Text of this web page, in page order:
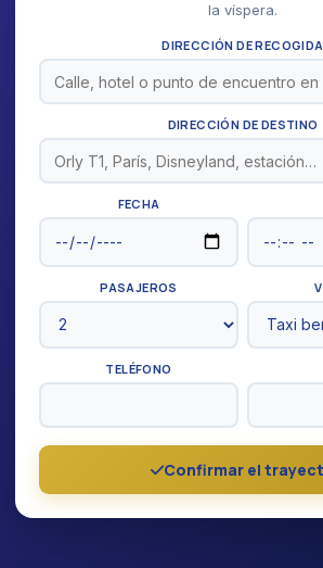
la víspera.
DIRECCIÓN DE RECOGIDA
DIRECCIÓN DE DESTINO
FECHA
PASAJEROS
TELÉFONO
Confirmar el